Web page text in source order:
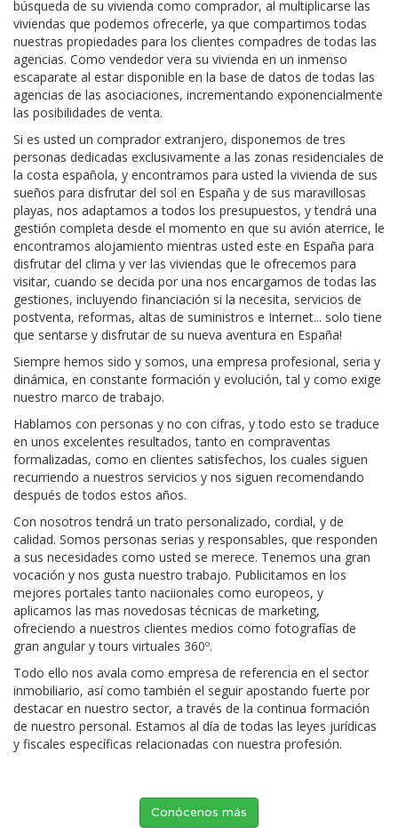
búsqueda de su vivienda como comprador, al multiplicarse las
viviendas que podemos ofrecerle, ya que compartimos todas
nuestras propiedades para los clientes compadres de todas las
agencias. Como vendedor vera su vivienda en un inmenso
escaparate al estar disponible en la base de datos de todas las
agencias de las asociaciones, incrementando exponencialmente
las posibilidades de venta.
Si es usted un comprador extranjero, disponemos de tres
personas dedicadas exclusivamente a las zonas residenciales de
la costa española, y encontramos para usted la vivienda de sus
sueños para disfrutar del sol en España y de sus maravillosas
playas, nos adaptamos a todos los presupuestos, y tendrá una
gestión completa desde el momento en que su avión aterrice, le
encontramos alojamiento mientras usted este en España para
disfrutar del clima y ver las viviendas que le ofrecemos para
visitar, cuando se decida por una nos encargamos de todas las
gestiones, incluyendo financiación si la necesita, servicios de
postventa, reformas, altas de suministros e Internet... solo tiene
que sentarse y disfrutar de su nueva aventura en España!
Siempre hemos sido y somos, una empresa profesional, seria y
dinámica, en constante formación y evolución, tal y como exige
nuestro marco de trabajo.
Hablamos con personas y no con cifras, y todo esto se traduce
en unos excelentes resultados, tanto en compraventas
formalizadas, como en clientes satisfechos, los cuales siguen
recurriendo a nuestros servicios y nos siguen recomendando
después de todos estos años.
Con nosotros tendrá un trato personalizado, cordial, y de
calidad. Somos personas serias y responsables, que responden
a sus necesidades como usted se merece. Tenemos una gran
vocación y nos gusta nuestro trabajo. Publicitamos en los
mejores portales tanto naciionales como europeos, y
aplicamos las mas novedosas técnicas de marketing,
ofreciendo a nuestros clientes medios como fotografías de
gran angular y tours virtuales 360º.
Todo ello nos avala como empresa de referencia en el sector
inmobiliario, así como también el seguir apostando fuerte por
destacar en nuestro sector, a través de la continua formación
de nuestro personal. Estamos al día de todas las leyes jurídicas
y fiscales específicas relacionadas con nuestra profesión.
Conócenos más